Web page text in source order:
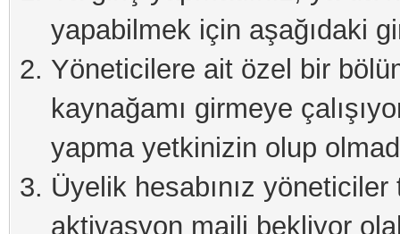
yapabilmek için aşağıdaki
Yöneticilere ait özel bir
kaynağamı girmeye
yapma yetkinizin olup
Üyelik hesabınız
aktivasyon maili bekliyor